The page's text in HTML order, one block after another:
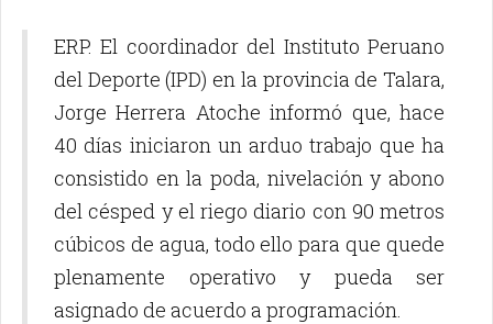
ERP. El coordinador del Instituto Peruano
del Deporte (IPD) en la provincia de Talara,
Jorge Herrera Atoche informó que, hace
40 días iniciaron un arduo trabajo que ha
consistido en la poda, nivelación y abono
del césped y el riego diario con 90 metros
cúbicos de agua, todo ello para que quede
plenamente operativo y pueda ser
asignado de acuerdo a programación.